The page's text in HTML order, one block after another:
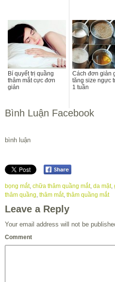
Bí quyết trị quầng
thâm mắt cực đơn
giản
Cách đơn giản
tăng size ngực
1 tuần
Bình Luận Facebook
bình luận
bọng mắt, chữa thâm quầng mắt, da mặt,
thâm quầng, thâm mắt, thâm quầng mắt
Leave a Reply
Your email address will not be
Comment